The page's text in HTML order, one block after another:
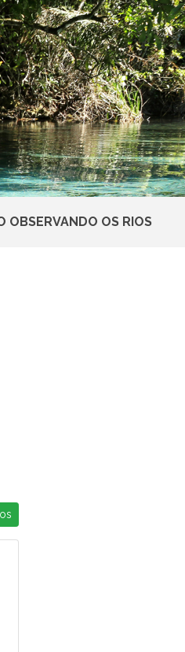
OBSERVANDO OS RIOS